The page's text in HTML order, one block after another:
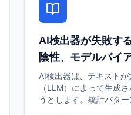
AI検出器が失敗す
陰性、モデルバイ
AI検出器は、テキスト
（LLM）によって生成
うとします。統計パタ